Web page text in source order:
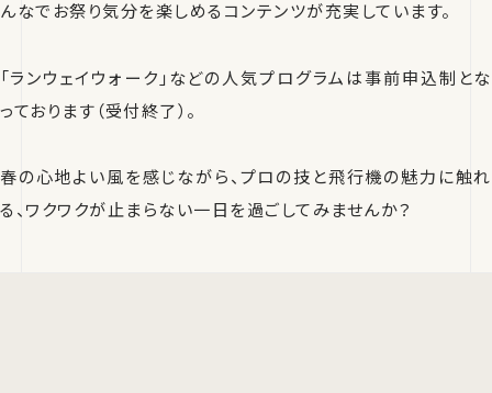
んなでお祭り気分を楽しめるコンテンツが充実しています。
「ランウェイウォーク」などの人気プログラムは事前申込制とな
っております（受付終了）。
春の心地よい風を感じながら、プロの技と飛行機の魅力に触れ
る、ワクワクが止まらない一日を過ごしてみませんか？